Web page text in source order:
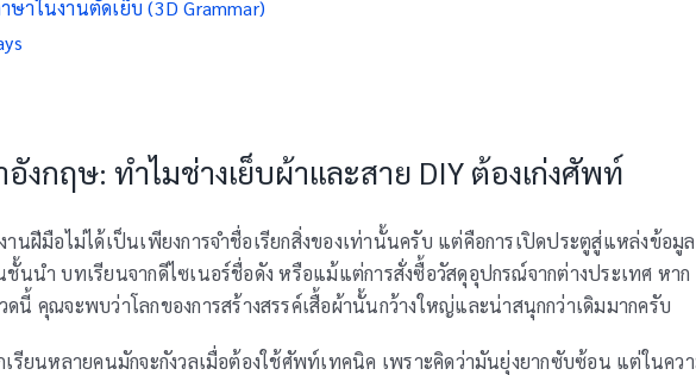
ษาในงานตัดเย็บ (3D Grammar)
งกฤษ: ทำไมช่างเย็บผ้าและสาย DIY ต้องเก่งศัพท์
นฝีมือไม่ได้เป็นเพียงการจำชื่อเรียกสิ่งของเท่านั้นครับ แต่คือการเปิดประตูสู่แหล่งข้อมูล
นนำ บทเรียนจากดีไซเนอร์ชื่อดัง หรือแม้แต่การสั่งซื้อวัสดุอุปกรณ์จากต่างประเทศ หาก
นี้ คุณจะพบว่าโลกของการสร้างสรรค์เสื้อผ้านั้นกว้างใหญ่และน่าสนุกกว่าเดิมมากครับ
รียนหลายคนมักจะกังวลเมื่อต้องใช้ศัพท์เทคนิค เพราะคิดว่ามันยุ่งยากซับซ้อน แต่ในคว